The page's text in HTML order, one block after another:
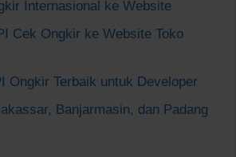
Internasional ke Website
Cek Ongkir ke Website Toko
Ongkir Terbaik untuk Developer
Banjarmasin, dan Padang